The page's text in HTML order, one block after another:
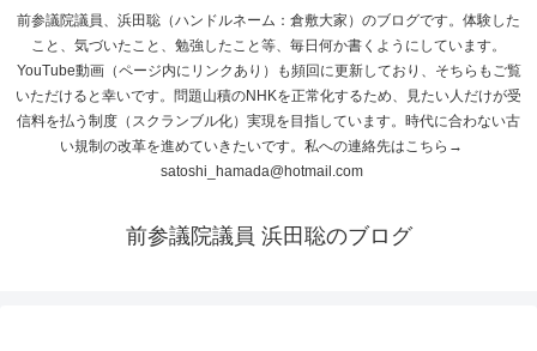
前参議院議員、浜田聡（ハンドルネーム：倉敷大家）のブログです。体験した
こと、気づいたこと、勉強したこと等、毎日何か書くようにしています。
YouTube動画（ページ内にリンクあり）も頻回に更新しており、そちらもご覧
いただけると幸いです。問題山積のNHKを正常化するため、見たい人だけが受
信料を払う制度（スクランブル化）実現を目指しています。時代に合わない古
い規制の改革を進めていきたいです。私への連絡先はこちら→
satoshi_hamada@hotmail.com
前参議院議員 浜田聡のブログ